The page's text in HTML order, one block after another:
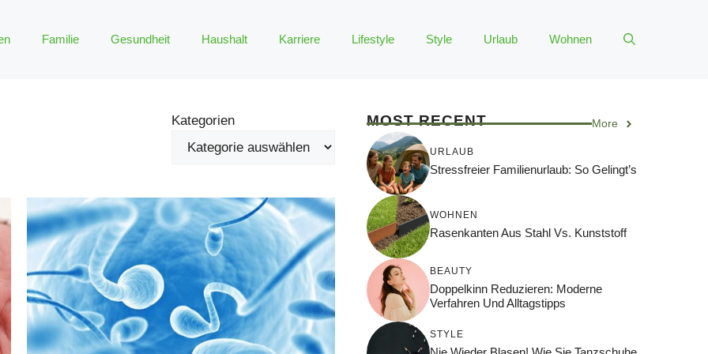
Familie Gesundheit Haushalt Karriere Lifestyle Style Urlaub Wohnen
Kategorien MOST RECENT More
URLAUB
Stressfreier Familienurlaub: So Gelingt’s
WOHNEN
Rasenkanten Aus Stahl Vs. Kunststoff
BEAUTY
Doppelkinn Reduzieren: Moderne
Verfahren Und Alltagstipps
STYLE